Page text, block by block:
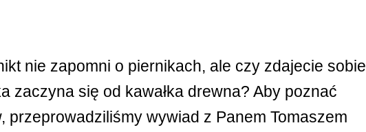
nie zapomni o piernikach, ale czy zdajecie sobie
zaczyna się od kawałka drewna? Aby poznać
przeprowadziliśmy wywiad z Panem Tomaszem